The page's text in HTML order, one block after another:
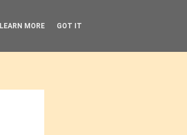
LEARN MORE GOT IT